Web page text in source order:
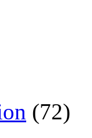
(72)